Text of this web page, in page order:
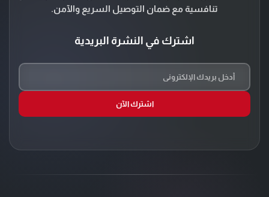
تنافسية مع ضمان التوصيل السريع والآمن.
اشترك في النشرة البريدية
اشترك الآن